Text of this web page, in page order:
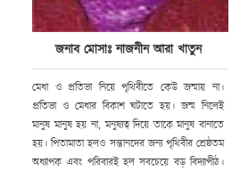
জনাব মোসাঃ নাজনীন আরা খাতুন
মেধা ও প্রতিভা নিয়ে পৃথিবীতে কেউ জন্মায় না।
প্রতিভা ও মেধার বিকাশ ঘটাতে হয়। জন্ম নিলেই
মানুষ মানুষ হয় না,মনুষ্যত্ব দিয়ে তাকে মানুষ বানাতে
হয়। পিতামাতা হলও সন্তানদের জন্য পৃথিবীর শ্রেষ্ঠতম
অধ্যাপক এবং পরিবারই হল সবচেয়ে বড় বিদ্যাপীঠ।